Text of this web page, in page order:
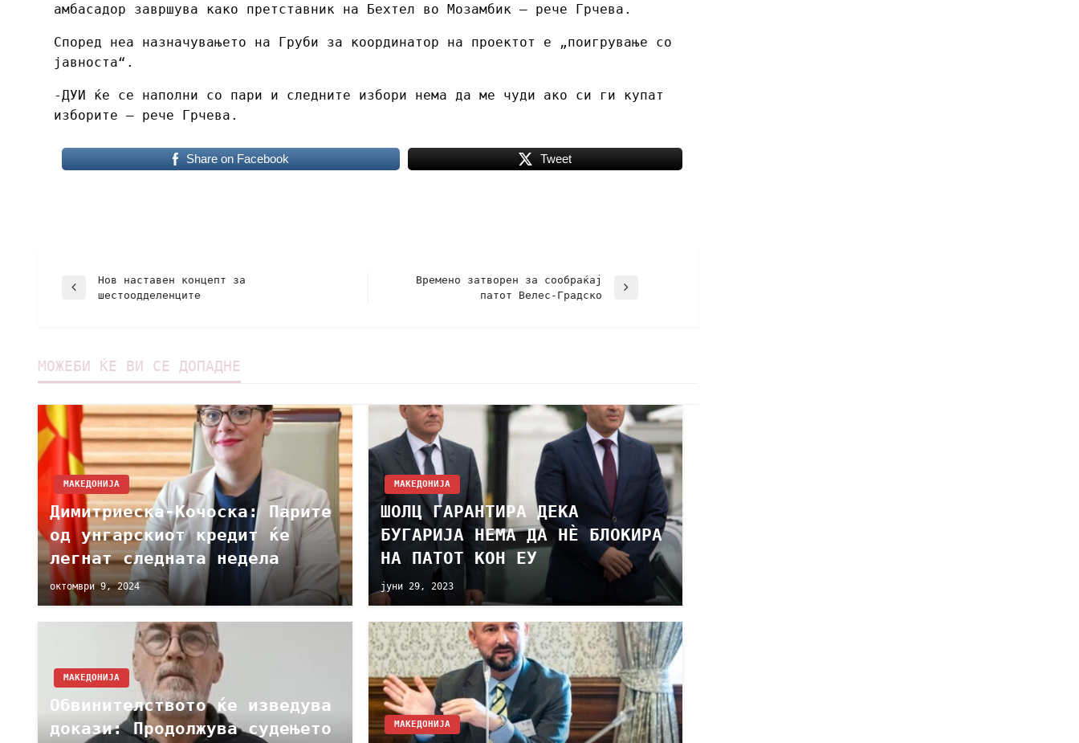
амбасадор завршува како претставник на Бехтел во Мозамбик – рече Грчева.
Според неа назначувањето на Груби за координатор на проектот е „поигрување со
јавноста“.
-ДУИ ќе се наполни со пари и следните избори нема да ме чуди ако си ги купат
изборите – рече Грчева.
Share on Facebook Tweet
Нов наставен концепт за
шестоодделенците
Времено затворен за сообраќај
патот Велес-Градско
МОЖЕБИ ЌЕ ВИ СЕ ДОПАДНЕ
МАКЕДОНИЈА
Димитриеска-Кочоска: Парите
од унгарскиот кредит ќе
легнат следната недела
октомври 9, 2024
МАКЕДОНИЈА
ШОЛЦ ГАРАНТИРА ДЕКА
БУГАРИЈА НЕМА ДА НЀ БЛОКИРА
НА ПАТОТ КОН ЕУ
јуни 29, 2023
МАКЕДОНИЈА
Обвинителството ќе изведува
докази: Продолжува судењето
МАКЕДОНИЈА